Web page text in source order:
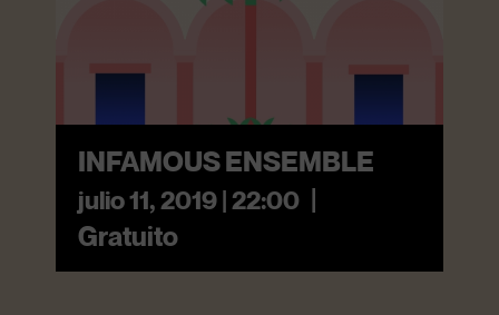
INFAMOUS ENSEMBLE
julio 11, 2019 | 22:00
Gratuito